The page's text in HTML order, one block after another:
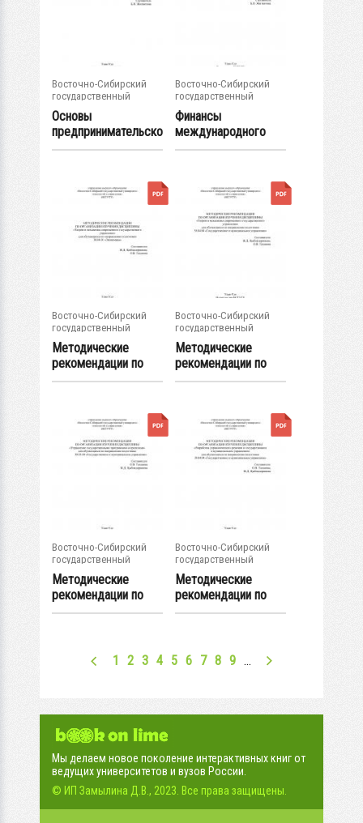
Восточно-Сибирский
государственный
университет...
Основы
предпринимательско
й деятельности :...
Восточно-Сибирский
государственный
университет...
Финансы
международного
проекта :
Восточно-Сибирский
государственный
университет...
Методические
рекомендации по
организации
Восточно-Сибирский
государственный
университет...
Методические
рекомендации по
организации
Восточно-Сибирский
государственный
университет...
Методические
рекомендации по
организации
Восточно-Сибирский
государственный
университет...
Методические
рекомендации по
организации
1 2 3 4 5 6 7 8 9 …
Мы делаем новое поколение интерактивных книг от
ведущих университетов и вузов России.
© ИП Замылина Д.В., 2023. Все права защищены.